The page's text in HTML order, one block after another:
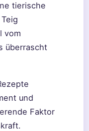
tierische
vom
überrascht
und
Faktor